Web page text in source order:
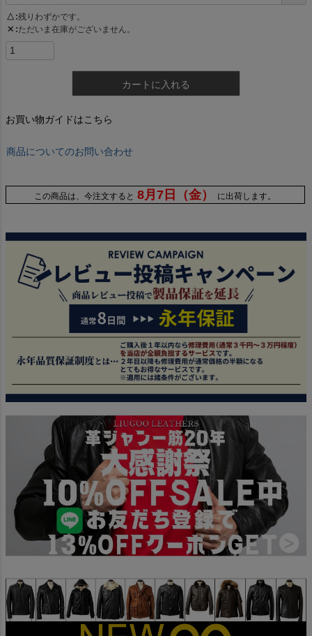
△ 残りわずかです。
✕ ただいま在庫がございません。
カートに入れる
お買い物ガイドはこちら
商品についてのお問い合わせ